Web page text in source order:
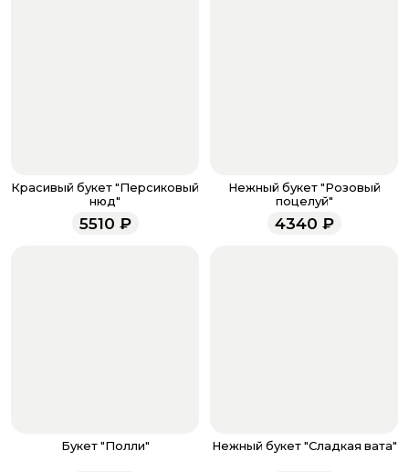
звоните по номеру телефона
8 (927) 936-71-86
или
напишите WhatsApp
+7 937 333-66-53. Наши
менеджеры работают ежедневно с 9.00 до 23.00 и
всегда рады проконсультировать вас.
Красивый букет "Персиковый
нюд"
5510 ₽
Нежный букет "Розовый
поцелуй"
4340 ₽
Букет "Полли" Нежный букет "Сладкая вата"